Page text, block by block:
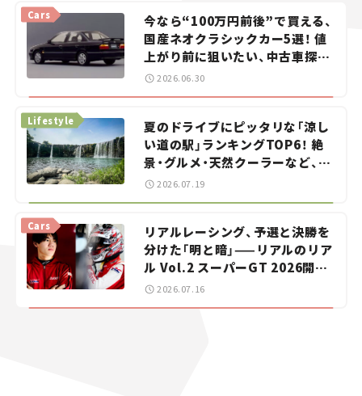
今なら“100万円前後”で買える、
国産ネオクラシックカー5選！ 値
上がり前に狙いたい、中古車探し
をお手伝い――ちょっとイケてるマ
イカー選び #02
Cars
2026.06.30
夏のドライブにピッタリな「涼し
い道の駅」ランキングTOP6！ 絶
景・グルメ・天然クーラーなど、避
暑におすすめのスポットを紹介
Lifestyle
2026.07.19
リアルレーシング、予選と決勝を
分けた「明と暗」——リアルのリア
ル Vol.2 スーパーGT 2026開幕
戦 岡山国際サーキット
Cars
2026.07.16